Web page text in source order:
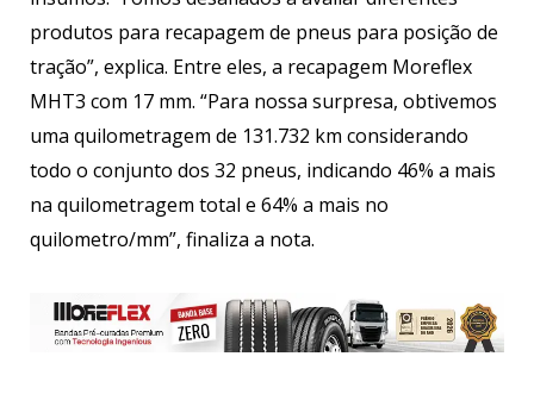
produtos para recapagem de pneus para posição de
tração”, explica. Entre eles, a recapagem Moreflex
MHT3 com 17 mm. “Para nossa surpresa, obtivemos
uma quilometragem de 131.732 km considerando
todo o conjunto dos 32 pneus, indicando 46% a mais
na quilometragem total e 64% a mais no
quilometro/mm”, finaliza a nota.